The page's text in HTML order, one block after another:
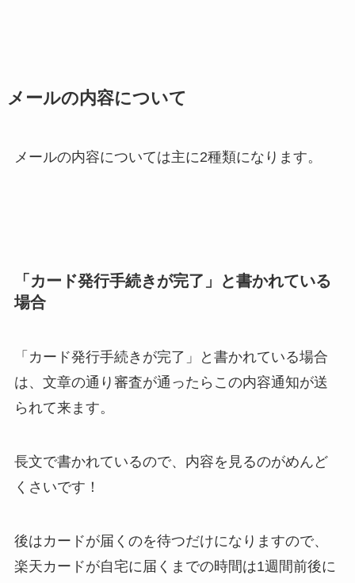
メールの内容について
メールの内容については主に2種類になります。
「カード発行手続きが完了」と書かれている
場合
「カード発行手続きが完了」と書かれている場合
は、文章の通り審査が通ったらこの内容通知が送
られて来ます。
長文で書かれているので、内容を見るのがめんど
くさいです！
後はカードが届くのを待つだけになりますので、
楽天カードが自宅に届くまでの時間は1週間前後に